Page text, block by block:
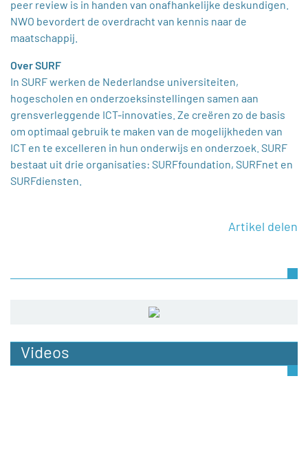
peer review is in handen van onafhankelijke deskundigen.
NWO bevordert de overdracht van kennis naar de
maatschappij.
Over SURF
In SURF werken de Nederlandse universiteiten,
hogescholen en onderzoeksinstellingen samen aan
grensverleggende ICT-innovaties. Ze creëren zo de basis
om optimaal gebruik te maken van de mogelijkheden van
ICT en te excelleren in hun onderwijs en onderzoek. SURF
bestaat uit drie organisaties: SURFfoundation, SURFnet en
SURFdiensten.
Artikel delen
Videos